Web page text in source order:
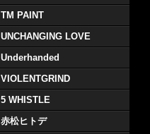
TM PAINT
UNCHANGING LOVE
Underhanded
VIOLENTGRIND
5 WHISTLE
赤松ヒトデ